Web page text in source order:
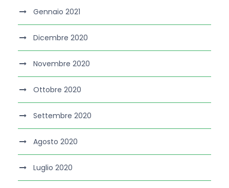
Gennaio 2021
Dicembre 2020
Novembre 2020
Ottobre 2020
Settembre 2020
Agosto 2020
Luglio 2020